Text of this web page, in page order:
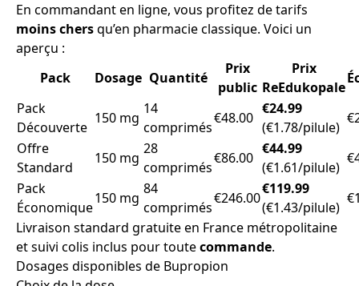
En commandant en ligne, vous profitez de tarifs
moins chersqu’en pharmacie classique. Voici un
aperçu :
Pack
Dosage Quantité
Prix
public
Prix
ReEdukopale
Pack
Découverte
150 mg
14
comprimés
€48.00
€24.99
(€1.78/pilule)
Offre
Standard
150 mg
28
comprimés
€86.00
€44.99
(€1.61/pilule)
Pack
Économique
150 mg
84
comprimés
€246.00
€119.99
(€1.43/pilule)
Livraison standard gratuite en France métropolitaine
et suivi colis inclus pour toutecommande.
Dosages disponibles de Bupropion